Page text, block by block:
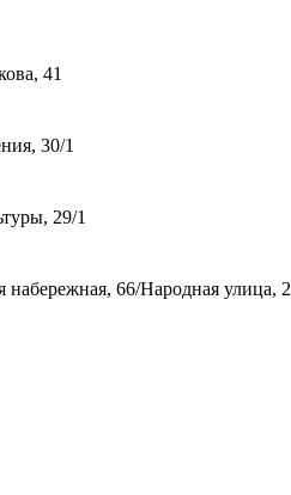
41
30/1
29/1
набережная, 66/Народная улица, 2